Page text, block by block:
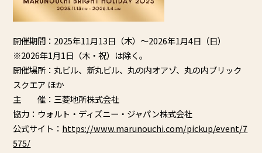
開催期間：2025年11月13日（木）～2026年1月4日（日）
※2026年1月1日（木・祝）は除く。
開催場所：丸ビル、新丸ビル、丸の内オアゾ、丸の内ブリック
スクエア ほか
主 催：三菱地所株式会社
協力：ウォルト・ディズニー・ジャパン株式会社
公式サイト： https://www.marunouchi.com/pickup/event/7
575/